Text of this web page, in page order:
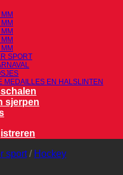
SPORT
MEDAILLES EN HALSLINTEN
sjerpen
sport / Hockey